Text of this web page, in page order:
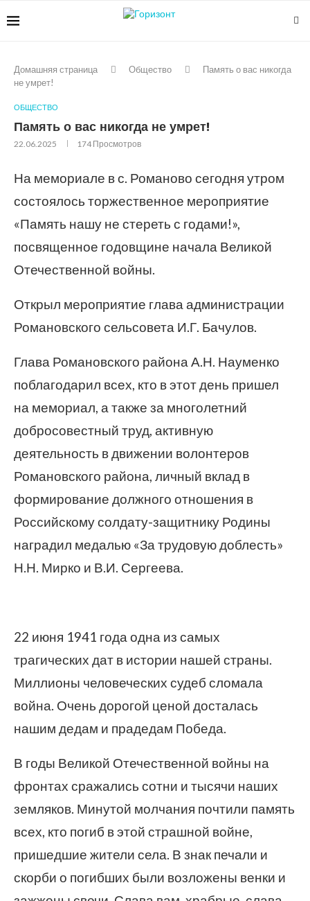
Домашняя страница Общество
Память о вас никогда
не умрет!
ОБЩЕСТВО
Память о вас никогда не умрет!
22.06.2025 174Просмотров
На мемориале в с. Романово сегодня утром
состоялось торжественное мероприятие
«Память нашу не стереть с годами!»,
посвященное годовщине начала Великой
Отечественной войны.
Открыл мероприятие глава администрации
Романовского сельсовета И.Г. Бачулов.
Глава Романовского района А.Н. Науменко
поблагодарил всех, кто в этот день пришел
на мемориал, а также за многолетний
добросовестный труд, активную
деятельность в движении волонтеров
Романовского района, личный вклад в
формирование должного отношения в
Российскому солдату-защитнику Родины
наградил медалью «За трудовую доблесть»
Н.Н. Мирко и В.И. Сергеева.
22 июня 1941 года одна из самых
трагических дат в истории нашей страны.
Миллионы человеческих судеб сломала
война. Очень дорогой ценой досталась
нашим дедам и прадедам Победа.
В годы Великой Отечественной войны на
фронтах сражались сотни и тысячи наших
земляков. Минутой молчания почтили память
всех, кто погиб в этой страшной войне,
пришедшие жители села. В знак печали и
скорби о погибших были возложены венки и